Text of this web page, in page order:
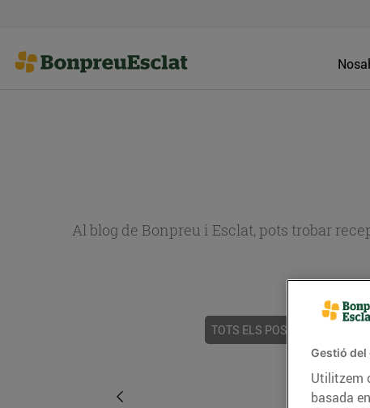
Al blog de Bonpreu i Esclat, pots trobar
TOTS ELS POSTS
Gestió del
Utilitzem
basada